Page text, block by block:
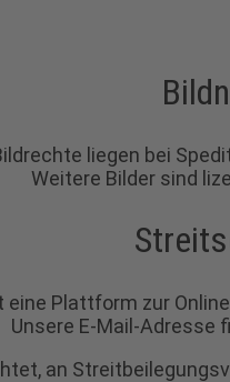
liegen bei
Weitere Bilder sind
Plattform zur
Unsere E-Mail-Adresse
an